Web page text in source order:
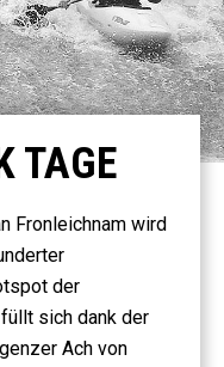
TAGE
Fronleichnam wird
der
sich dank der
Ach von